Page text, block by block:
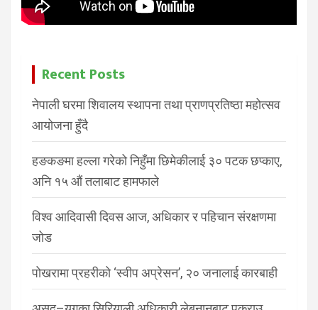
Recent Posts
नेपाली घरमा शिवालय स्थापना तथा प्राणप्रतिष्ठा महोत्सव
आयोजना हुँदै
हङकङमा हल्ला गरेको निहुँमा छिमेकीलाई ३० पटक छप्काए,
अनि १५ औं तलाबाट हामफाले
विश्व आदिवासी दिवस आज, अधिकार र पहिचान संरक्षणमा
जोड
पोखरामा प्रहरीको ‘स्वीप अप्रेसन’, २० जनालाई कारबाही